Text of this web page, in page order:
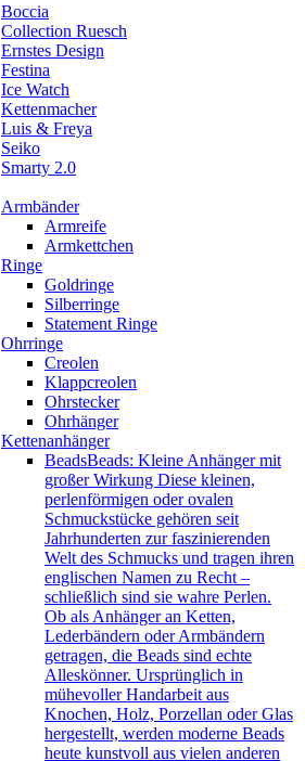
Boccia
Collection Ruesch
Ernstes Design
Festina
Ice Watch
Kettenmacher
Luis & Freya
Seiko
Smarty 2.0
Armbänder
Armreife
Armkettchen
Ringe
Goldringe
Silberringe
Statement Ringe
Ohrringe
Creolen
Klappcreolen
Ohrstecker
Ohrhänger
Kettenanhänger
BeadsBeads: Kleine Anhänger mit
großer Wirkung Diese kleinen,
perlenförmigen oder ovalen
Schmuckstücke gehören seit
Jahrhunderten zur faszinierenden
Welt des Schmucks und tragen ihren
englischen Namen zu Recht –
schließlich sind sie wahre Perlen.
Ob als Anhänger an Ketten,
Lederbändern oder Armbändern
getragen, die Beads sind echte
Alleskönner. Ursprünglich in
mühevoller Handarbeit aus
Knochen, Holz, Porzellan oder Glas
hergestellt, werden moderne Beads
heute kunstvoll aus vielen anderen